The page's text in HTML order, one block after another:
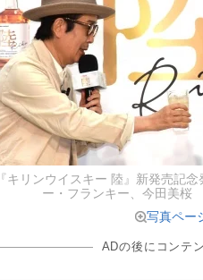
『キリンウイスキー 陸』新発売記
ー・フランキー、今田美桜
写真ペー
ADの後にコンテ